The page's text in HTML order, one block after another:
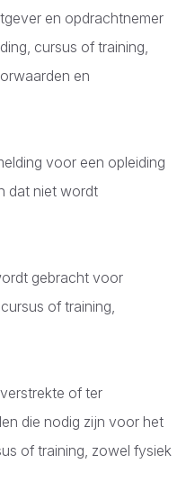
en opdrachtnemer
cursus of training,
en
voor een opleiding
dat niet wordt
gebracht voor
of training,
of ter
die nodig zijn voor het
of training, zowel fysiek